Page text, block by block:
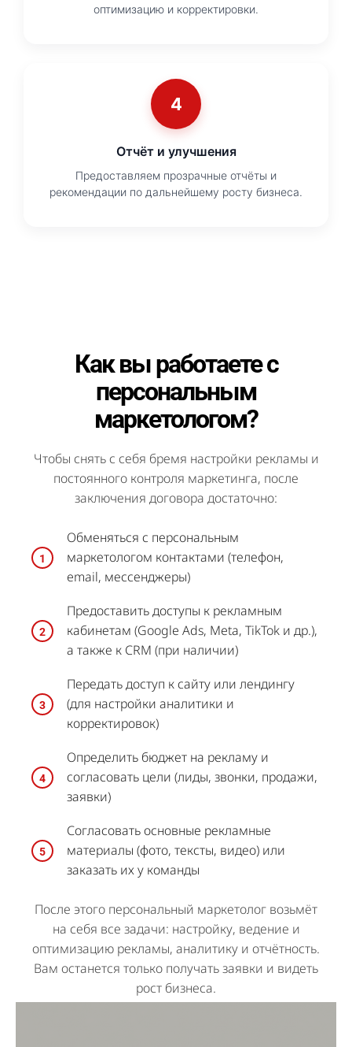
оптимизацию и корректировки.
4
Отчёт и улучшения
Предоставляем прозрачные отчёты и
рекомендации по дальнейшему росту бизнеса.
Как вы работаете с
персональным
маркетологом?
Чтобы снять с себя бремя настройки рекламы и
постоянного контроля маркетинга, после
заключения договора достаточно:
Обменяться с персональным
маркетологом контактами (телефон,
email, мессенджеры)
Предоставить доступы к рекламным
кабинетам (Google Ads, Meta, TikTok и др.),
а также к CRM (при наличии)
Передать доступ к сайту или лендингу
(для настройки аналитики и
корректировок)
Определить бюджет на рекламу и
согласовать цели (лиды, звонки, продажи,
заявки)
Согласовать основные рекламные
материалы (фото, тексты, видео) или
заказать их у команды
После этого персональный маркетолог возьмёт
на себя все задачи: настройку, ведение и
оптимизацию рекламы, аналитику и отчётность.
Вам останется только получать заявки и видеть
рост бизнеса.